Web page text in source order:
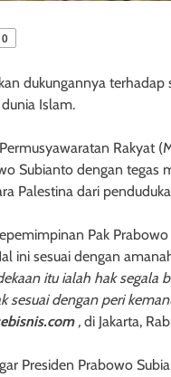
0
dukungannya
Islam.
Rakyat
Subianto dengan tegas
Palestina dari
Pak
ini sesuai dengan
itu ialah hak segala
sesuai dengan peri
, di Jakarta,
Presiden Prabowo